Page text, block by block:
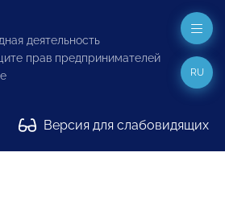
деятельность
прав предпринимателей
Версия для слабовидящих
RU